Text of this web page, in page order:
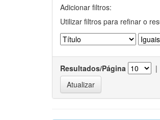
Adicionar filtros:
Utilizar filtros para refinar o
Resultados/Página |